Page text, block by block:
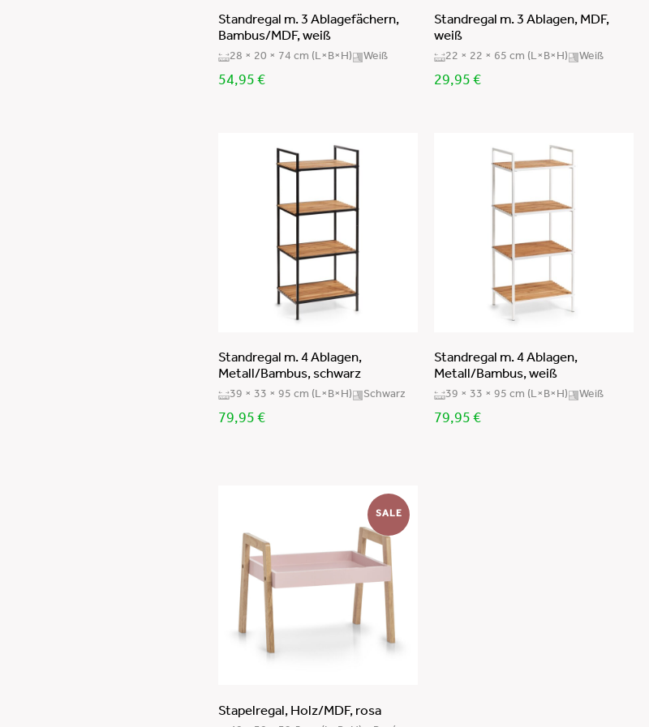
Standregal m. 3 Ablagefächern,
Bambus/MDF, weiß
28 × 20 × 74 cm (L×B×H) Weiß
54,95 €
Standregal m. 3 Ablagen, MDF,
weiß
22 × 22 × 65 cm (L×B×H) Weiß
29,95€
Standregal m. 4 Ablagen,
Metall/Bambus, schwarz
39 × 33 × 95 cm (L×B×H) Schwarz
79,95 €
Standregal m. 4 Ablagen,
Metall/Bambus, weiß
39 × 33 × 95 cm (L×B×H) Weiß
79,95€
SALE
Stapelregal, Holz/MDF, rosa